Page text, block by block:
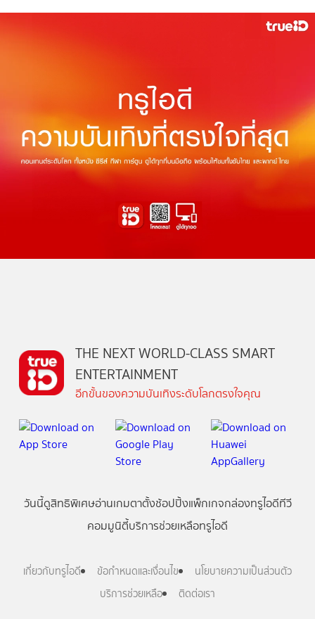
THE NEXT WORLD-CLASS SMART
ENTERTAINMENT
อีกขั้นของความบันเทิงระดับโลกตรงใจคุณ
วันนี้ดูสิทธิพิเศษอ่านเกมตาตั้งช้อปปิ้งแพ็กเกจกล่องทรูไอดีทีวี
คอมมูนิตี้บริการช่วยเหลือทรูไอดี
เกี่ยวกับทรูไอดี ข้อกำหนดและเงื่อนไข
นโยบายความเป็นส่วนตัว
บริการช่วยเหลือ
ติดต่อเรา